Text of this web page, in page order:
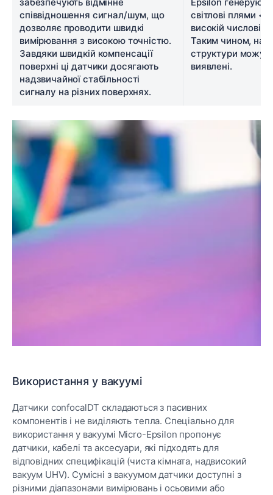
співвідношення сигнал/шум, що
дозволяє проводити швидкі
вимірювання з високою точністю.
Завдяки швидкій компенсації
поверхні ці датчики досягають
надзвичайної стабільності
сигналу на різних поверхнях.
світлові плями
високій числовій
Таким чином,
структури
виявлені.
Використання у вакуумі
Датчики confocalDT складаються з пасивних
компонентів і не виділяють тепла. Спеціально для
використання у вакуумі Micro-Epsilon пропонує
датчики, кабелі та аксесуари, які підходять для
відповідних специфікацій (чиста кімната, надвисокий
вакуум UHV). Сумісні з вакуумом датчики доступні з
різними діапазонами вимірювань і осьовими або